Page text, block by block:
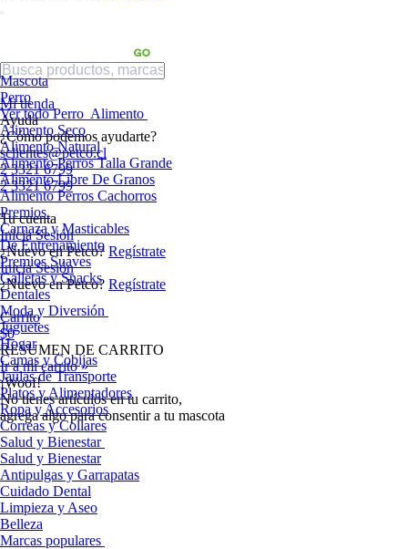
Mi tienda
Ayuda
¿Cómo podemos ayudarte?
sclientes@petco.cl
2 3321 6799
2 3321 6799
Tu cuenta
Inicia Sesión
¿Nuevo en Petco? Regístrate
Inicia Sesión
¿Nuevo en Petco? Regístrate
Carrito
$0
RESUMEN DE CARRITO
Ir a mi carrito »
¡Woof!
No tíenes artículos en tu carrito,
agrega algo para consentir a tu mascota
Mascota
Perro
Ver todo Perro Alimento
Alimento Seco
Alimento Natural
Alimento Perros Talla Grande
Alimento Libre De Granos
Alimento Perros Cachorros
Premios
Carnaza y Masticables
De Entrenamiento
Premios Suaves
Galletas y Snacks
Dentales
Moda y Diversión
Juguetes
Hogar
Camas y Cobijas
Jaulas de Transporte
Platos y Alimentadores
Ropa y Accesorios
Correas y Collares
Salud y Bienestar
Salud y Bienestar
Antipulgas y Garrapatas
Cuidado Dental
Limpieza y Aseo
Belleza
Marcas populares